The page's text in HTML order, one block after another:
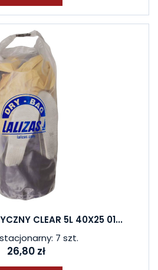
CLEAR 5L 40X25 01...
7 szt.
26,80 zł